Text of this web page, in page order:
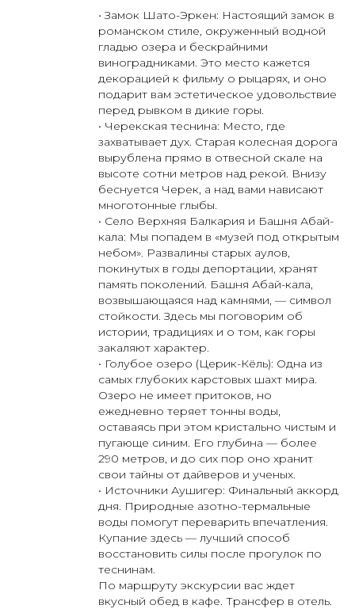
• Замок Шато-Эркен: Настоящий замок в
романском стиле, окруженный водной
гладью озера и бескрайними
виноградниками. Это место кажется
декорацией к фильму о рыцарях, и оно
подарит вам эстетическое удовольствие
перед рывком в дикие горы.
• Черекская теснина: Место, где
захватывает дух. Старая колесная дорога
вырублена прямо в отвесной скале на
высоте сотни метров над рекой. Внизу
беснуется Черек, а над вами нависают
многотонные глыбы.
• Село Верхняя Балкария и Башня Абай-
кала: Мы попадем в «музей под открытым
небом». Развалины старых аулов,
покинутых в годы депортации, хранят
память поколений. Башня Абай-кала,
возвышающаяся над камнями, — символ
стойкости. Здесь мы поговорим об
истории, традициях и о том, как горы
закаляют характер.
• Голубое озеро (Церик-Кёль): Одна из
самых глубоких карстовых шахт мира.
Озеро не имеет притоков, но
ежедневно теряет тонны воды,
оставаясь при этом кристально чистым и
пугающе синим. Его глубина — более
290 метров, и до сих пор оно хранит
свои тайны от дайверов и ученых.
• Источники Аушигер: Финальный аккорд
дня. Природные азотно-термальные
воды помогут переварить впечатления.
Купание здесь — лучший способ
восстановить силы после прогулок по
теснинам.
По маршруту экскурсии вас ждет
вкусный обед в кафе. Трансфер в отель.